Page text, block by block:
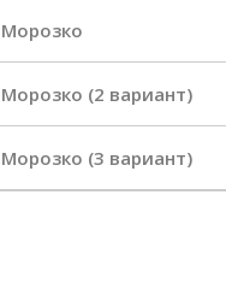
Морозко
Морозко (2 вариант)
Морозко (3 вариант)